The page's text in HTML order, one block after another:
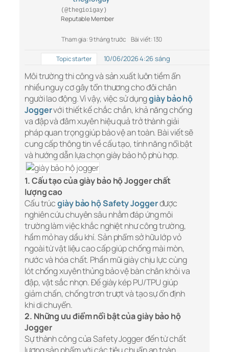
(@thegioigay)
Reputable Member
Tham gia: 9 tháng trước Bài viết: 130
Topic starter 10/06/2026 4:26 sáng
Môi trường thi công và sản xuất luôn tiềm ẩn
nhiều nguy cơ gây tổn thương cho đôi chân
người lao động. Vì vậy, việc sử dụnggiày bảo hộ
Joggervới thiết kế chắc chắn, khả năng chống
va đập và đâm xuyên hiệu quả trở thành giải
pháp quan trọng giúp bảo vệ an toàn. Bài viết sẽ
cung cấp thông tin về cấu tạo, tính năng nổi bật
và hướng dẫn lựa chọn giày bảo hộ phù hợp.
1. Cấu tạo của giày bảo hộ Jogger chất
lượng cao
Cấu trúcgiày bảo hộ Safety Joggerđược
nghiên cứu chuyên sâu nhằm đáp ứng môi
trường làm việc khắc nghiệt như công trường,
hầm mỏ hay dầu khí. Sản phẩm sở hữu lớp vỏ
ngoài từ vật liệu cao cấp giúp chống mài mòn,
nước và hóa chất. Phần mũi giày chịu lực cùng
lót chống xuyên thủng bảo vệ bàn chân khỏi va
đập, vật sắc nhọn. Đế giày kép PU/TPU giúp
giảm chấn, chống trơn trượt và tạo sự ổn định
khi di chuyển.
2. Những ưu điểm nổi bật của giày bảo hộ
Jogger
Sự thành công của Safety Jogger đến từ chất